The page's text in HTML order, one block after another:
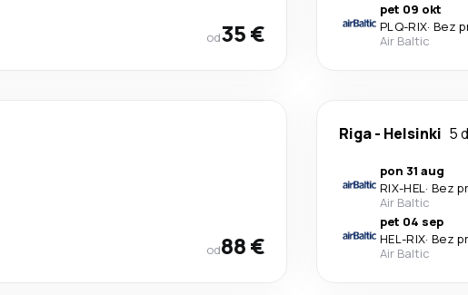
od35 €
pet 09 okt
PLQ-RIX· Bez
Air Baltic
od88 €
Riga- Helsinki 5
pon 31 aug
RIX-HEL· Bez
Air Baltic
pet 04 sep
HEL-RIX· Bez
Air Baltic